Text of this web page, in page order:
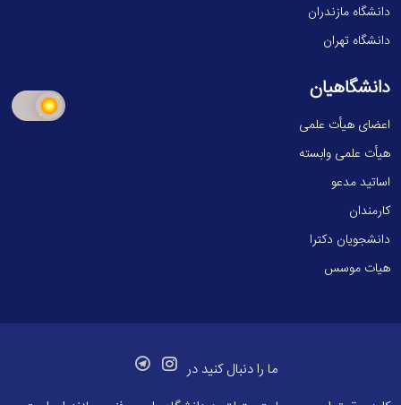
دانشگاه مازندران
دانشگاه تهران
دانشگاهیان
اعضای هیأت علمی
هیأت علمی وابسته
اساتید مدعو
کارمندان
دانشجویان دکترا
هیات موسس
ما را دنبال کنید در